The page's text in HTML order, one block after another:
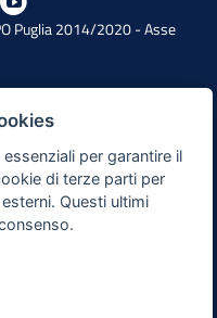
Puglia 2014/2020 - Asse
per garantire il
di terze parti per
Questi ultimi